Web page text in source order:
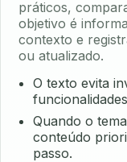
práticos,
objetivo é
contexto e
ou atualizado.
O texto evita
Quando o
conteúdo
passo.